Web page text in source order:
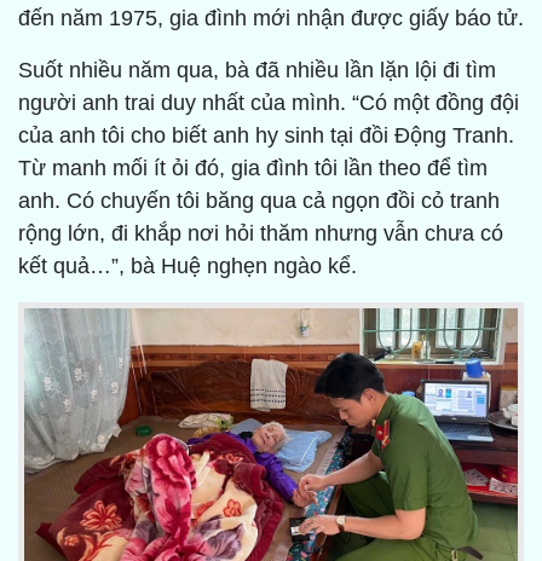
đến năm 1975, gia đình mới nhận được giấy báo tử.
Suốt nhiều năm qua, bà đã nhiều lần lặn lội đi tìm
người anh trai duy nhất của mình. “Có một đồng đội
của anh tôi cho biết anh hy sinh tại đồi Động Tranh.
Từ manh mối ít ỏi đó, gia đình tôi lần theo để tìm
anh. Có chuyến tôi băng qua cả ngọn đồi cỏ tranh
rộng lớn, đi khắp nơi hỏi thăm nhưng vẫn chưa có
kết quả…”, bà Huệ nghẹn ngào kể.